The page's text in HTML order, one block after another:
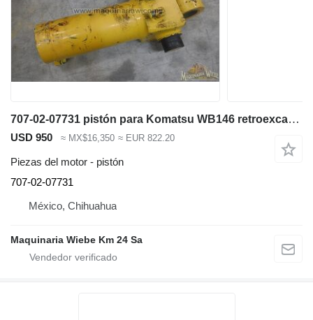
707-02-07731 pistón para Komatsu WB146 retroexcavadora
USD 950 ≈ MX$16,350 ≈ EUR 822.20
Piezas del motor - pistón
707-02-07731
México, Chihuahua
Maquinaria Wiebe Km 24 Sa